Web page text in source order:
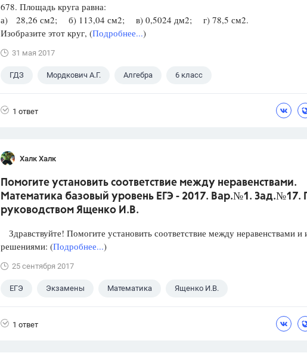
678. Площадь круга равна:
а) 28,26 см2; б) 113,04 см2; в) 0,5024 дм2; г) 78,5 см2.
Изобразите этот круг, (Подробнее...)
31 мая 2017
ГДЗ Мордкович А.Г. Алгебра 6 класс
1 ответ
Халк Халк
Помогите установить соответствие между неравенствами.
Математика базовый уровень ЕГЭ - 2017. Вар.№1. Зад.№17.
руководством Ященко И.В.
Здравствуйте! Помогите установить соответствие между неравенствами и
решениями: (Подробнее...)
25 сентября 2017
ЕГЭ Экзамены Математика Ященко И.В.
1 ответ